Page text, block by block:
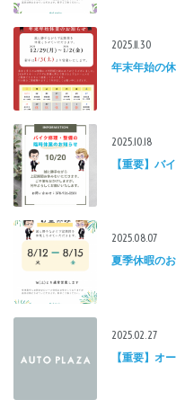
2025.11.30
年末年始の
2025.10.18
【重要】バ
2025.08.07
夏季休暇の
2025.02.27
【重要】オ